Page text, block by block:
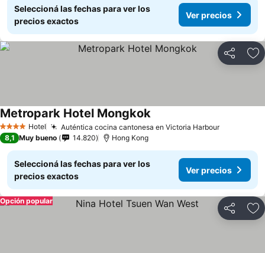
Seleccioná las fechas para ver los
precios exactos
Ver precios
Compartir
4 EstrellasHotel Auténtica cocina cantonesa en Victoria HarbourVer
Metropark Hotel MongkokVer precios
8,1 Muy bueno 14.820 Hong Kong
Seleccioná las fechas para ver los
precios exactos
Ver precios
Compartir
Opción popular